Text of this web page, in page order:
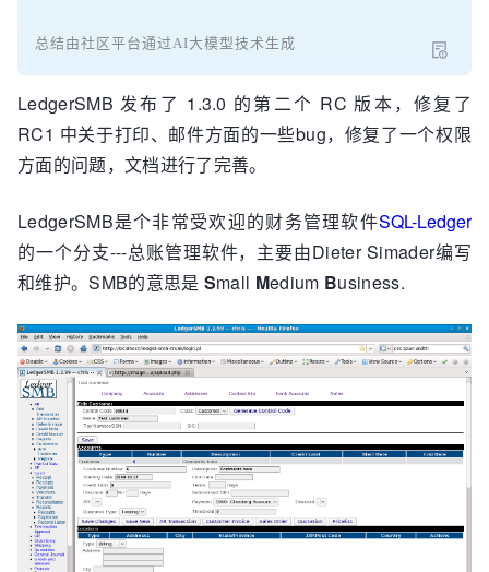
总结由社区平台通过AI大模型技术生成
LedgerSMB 发布了 1.3.0 的第二个 RC 版本，修复了
RC1 中关于打印、邮件方面的一些bug，修复了一个权限
方面的问题，文档进行了完善。
LedgerSMB是个非常受欢迎的财务管理软件SQL-Ledger
的一个分支---总账管理软件，主要由Dieter Simader编写
和维护。SMB的意思是 Small Medium Business.